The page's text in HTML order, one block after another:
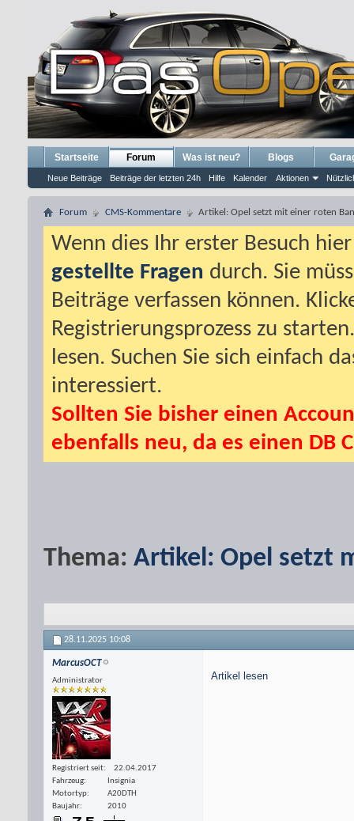
Startseite Forum
Neue Beiträge Beiträge der letzten 24h Hilfe Kalender Aktionen
Was ist neu? Blogs
Forum CMS-Kommentare Artikel: Opel setzt mit einer roten
Wenn dies Ihr erster Besuch
gestellte Fragen durch. Sie
Beiträge verfassen können.
Registrierungsprozess zu
lesen. Suchen Sie sich einfach
interessiert.
Sollten Sie bisher einen
ebenfalls neu, da es einen DB
Thema: Artikel: Opel setzt
28.11.2025 10:08
MarcusOCT
Administrator
Registriert seit
22.04.2017
Fahrzeug
Insignia
Motortyp
A20DTH
Baujahr
2010
Artikel lesen